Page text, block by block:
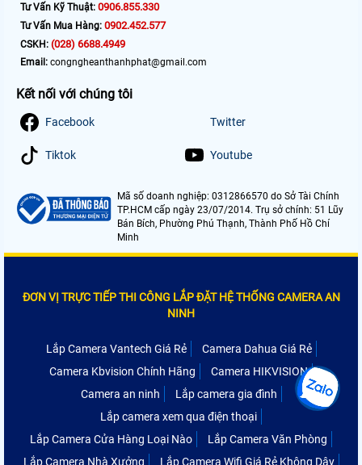
Tư Vấn Kỹ Thuật: 0906.855.330
Tư Vấn Mua Hàng: 0902.452.577
CSKH: (028) 6688.4949
Email: congngheanthanhphat@gmail.com
Kết nối với chúng tôi
Facebook Twitter
Tiktok Youtube
Mã số doanh nghiệp: 0312866570 do Sở Tài Chính
TP.HCM cấp ngày 23/07/2014. Trụ sở chính: 51 Lũy
Bán Bích, Phường Phú Thạnh, Thành Phố Hồ Chí
Minh
ĐƠN VỊ TRỰC TIẾP THI CÔNG LẮP ĐẶT HỆ THỐNG CAMERA AN
NINH
Lắp Camera Vantech Giá Rẻ
Camera Dahua Giá Rẻ
Camera Kbvision Chính Hãng
Camera HIKVISION
Camera an ninh
Lắp camera gia đình
Lắp camera xem qua điện thoại
Lắp Camera Cửa Hàng Loại Nào
Lắp Camera Văn Phòng
Lắp Camera Nhà Xưởng
Lắp Camera Wifi Giá Rẻ Không Dây